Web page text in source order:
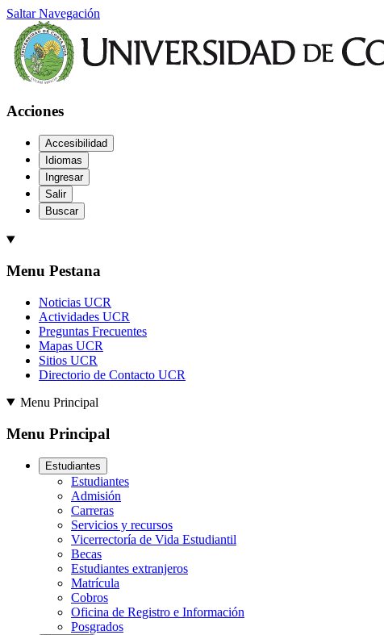
Saltar Navegación
Acciones
Accesibilidad
Idiomas
Ingresar
Salir
Buscar
Menu Pestana
Noticias UCR
Actividades UCR
Preguntas Frecuentes
Mapas UCR
Sitios UCR
Directorio de Contacto UCR
Menu Principal
Menu Principal
Estudiantes
Estudiantes
Admisión
Carreras
Servicios y recursos
Vicerrectoría de Vida Estudiantil
Becas
Estudiantes extranjeros
Matrícula
Cobros
Oficina de Registro e Información
Posgrados